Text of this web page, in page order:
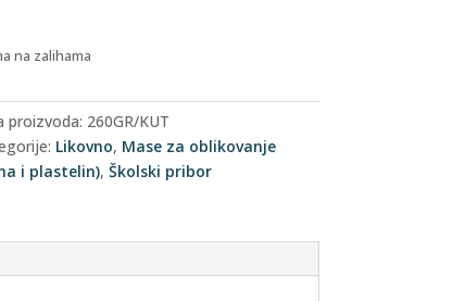
na zalihama
proizvoda: 260GR/KUT
Likovno, Mase za oblikovanje
i plastelin), Školski pribor